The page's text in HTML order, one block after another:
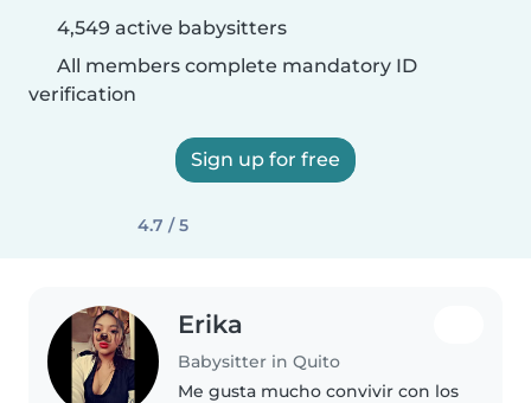
4,549 active babysitters
All members complete mandatory ID
verification
Sign up for free
4.7 / 5
Erika
Babysitter in Quito
Me gusta mucho convivir con los